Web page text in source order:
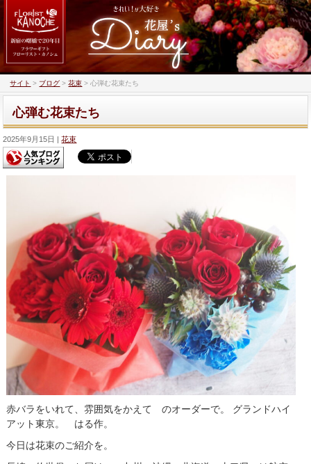
サイト > ブログ >花束 >心弾む花束たち
心弾む花束たち
2025年9月15日 花束
赤バラをいれて、雰囲気をかえて のオーダーで。 グランドハイ
アット東京。 はる作。
今日は花束のご紹介を。